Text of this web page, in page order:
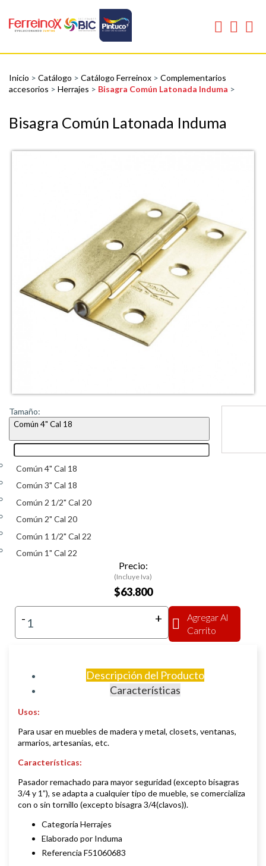
Inicio > Catálogo > Catálogo Ferreinox > Complementarios
accesorios > Herrajes > Bisagra Común Latonada Induma >
Bisagra Común Latonada Induma
Tamaño:
Común 4" Cal 18
Común 4" Cal 18
Común 3" Cal 18
Común 2 1/2" Cal 20
Común 2" Cal 20
Común 1 1/2" Cal 22
Común 1" Cal 22
Precio:
(Incluye Iva)
$63.800
- +
Agregar Al
Carrito
Descripción del Producto
Características
Usos:
Para usar en muebles de madera y metal, closets, ventanas,
armarios, artesanías, etc.
Características:
Pasador remachado para mayor seguridad (excepto bisagras
3/4 y 1”), se adapta a cualquier tipo de mueble, se comercializa
con o sin tornillo (excepto bisagra 3/4(clavos)).
Categoría Herrajes
Elaborado por Induma
Referencia F51060683